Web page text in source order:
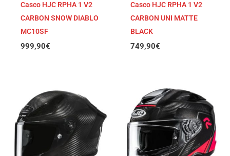
Casco HJC RPHA 1 V2
CARBON SNOW DIABLO
MC10SF
999,90€
Casco HJC RPHA 1 V2
CARBON UNI MATTE
BLACK
749,90€